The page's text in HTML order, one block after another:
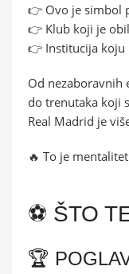
👉 Ovo je simbol
👉 Klub koji je
👉 Institucija koju
Od nezaboravnih
do trenutaka koji
Real Madrid je
🔥 To je
⚽ ŠTO
🏆